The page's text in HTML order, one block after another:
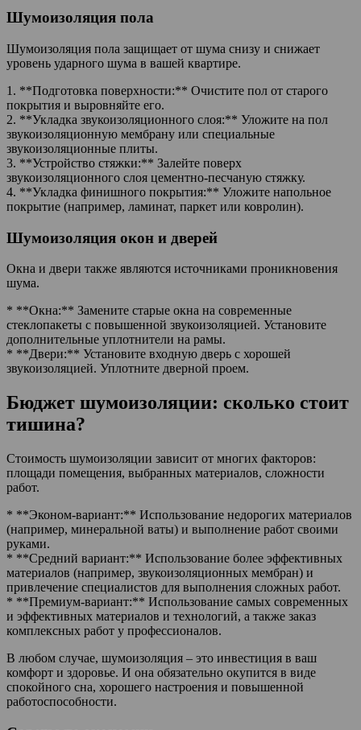
Шумоизоляция пола
Шумоизоляция пола защищает от шума снизу и снижает
уровень ударного шума в вашей квартире.
1. **Подготовка поверхности:** Очистите пол от старого
покрытия и выровняйте его.
2. **Укладка звукоизоляционного слоя:** Уложите на пол
звукоизоляционную мембрану или специальные
звукоизоляционные плиты.
3. **Устройство стяжки:** Залейте поверх
звукоизоляционного слоя цементно-песчаную стяжку.
4. **Укладка финишного покрытия:** Уложите напольное
покрытие (например, ламинат, паркет или ковролин).
Шумоизоляция окон и дверей
Окна и двери также являются источниками проникновения
шума.
* **Окна:** Замените старые окна на современные
стеклопакеты с повышенной звукоизоляцией. Установите
дополнительные уплотнители на рамы.
* **Двери:** Установите входную дверь с хорошей
звукоизоляцией. Уплотните дверной проем.
Бюджет шумоизоляции: сколько стоит
тишина?
Стоимость шумоизоляции зависит от многих факторов:
площади помещения, выбранных материалов, сложности
работ.
* **Эконом-вариант:** Использование недорогих материалов
(например, минеральной ваты) и выполнение работ своими
руками.
* **Средний вариант:** Использование более эффективных
материалов (например, звукоизоляционных мембран) и
привлечение специалистов для выполнения сложных работ.
* **Премиум-вариант:** Использование самых современных
и эффективных материалов и технологий, а также заказ
комплексных работ у профессионалов.
В любом случае, шумоизоляция – это инвестиция в ваш
комфорт и здоровье. И она обязательно окупится в виде
спокойного сна, хорошего настроения и повышенной
работоспособности.